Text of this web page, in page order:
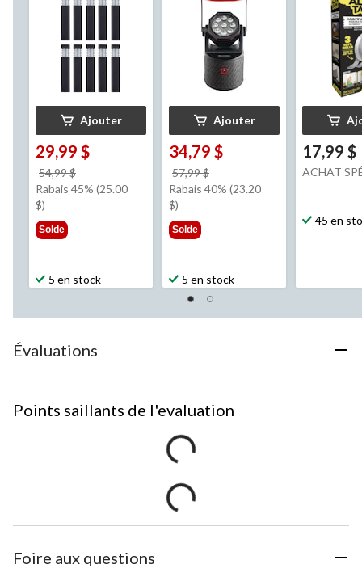
Ajouter
29,99 $
54,99 $
était
Rabais 45% (25.00
$)
Solde
5 en stock
Ajouter
34,79 $
57,99 $
était
Rabais 40% (23.20
$)
Solde
5 en stock
17,99 $
ACHAT
45 en
Évaluations
Points saillants de l'evaluation
Foire aux questions